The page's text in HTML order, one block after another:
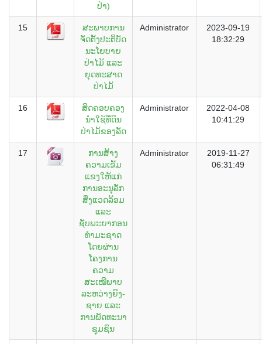
ປ່າ)
15
ສະພາບການ
ຈັດຕັ້ງປະຕິບັດ
ນະໂຍບາຍ
ປ່າໄມ້ ແລະ
ຍຸດທະສາດ
ປ່າໄມ້
Administrator
2023-09-19
18:32:29
16
ສິດຄອບຄອງ
ນໍາໃຊ້ທີ່ດິນ
ປ່າໄມ້ຂອງລັດ
Administrator
2022-04-08
10:41:29
17
ການສ້າງ
ຄວາມເຂັ້ມ
ແຂງໃຫ້ແກ່
ການອະນຸລັກ
ສິ່ງແວດລ້ອມ
ແລະ
ຊັບພະຍາກອນ
ທຳມະຊາດ
ໂດຍຜ່ານ
ໂຄງການ
ຄວາມ
ສະເໝີພາບ
ລະຫວ່າງຍິງ-
ຊາຍ ແລະ
ການພັດທະນາ
ຊຸມຊົນ
Administrator
2019-11-27
06:31:49